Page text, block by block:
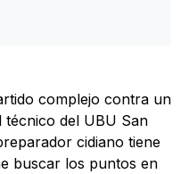
complejo contra un
técnico del UBU San
cidiano tiene
buscar los puntos en